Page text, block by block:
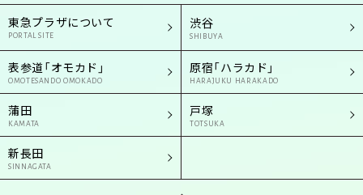
東急プラザについて
PORTAL SITE
渋谷
SHIBUYA
表参道「オモカド」
OMOTESANDO OMOKADO
原宿「ハラカド」
HARAJUKU HARAKADO
蒲田
KAMATA
戸塚
TOTSUKA
新長田
SINNAGATA